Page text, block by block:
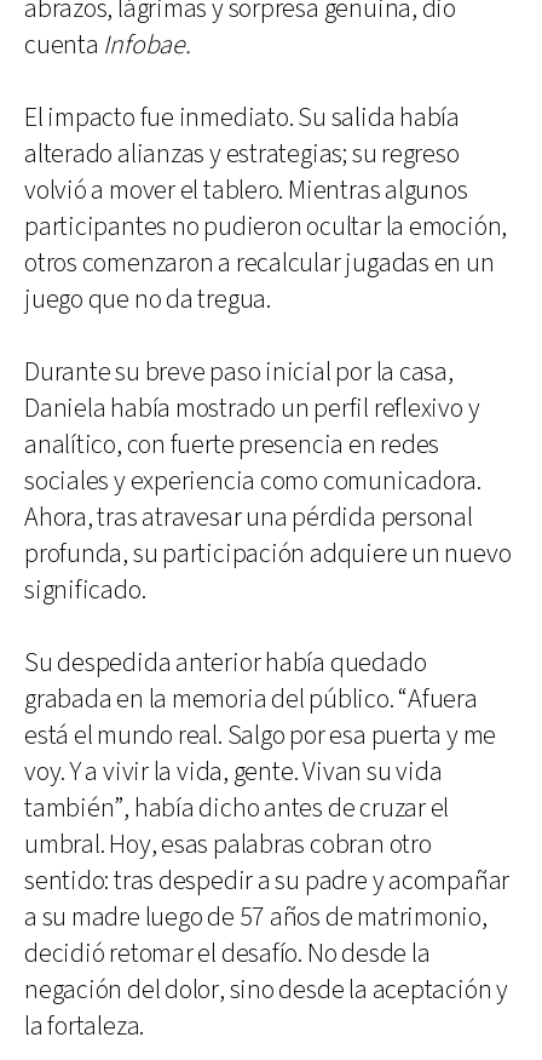
abrazos, lágrimas y sorpresa genuina, dio
cuenta Infobae.
El impacto fue inmediato. Su salida había
alterado alianzas y estrategias; su regreso
volvió a mover el tablero. Mientras algunos
participantes no pudieron ocultar la emoción,
otros comenzaron a recalcular jugadas en un
juego que no da tregua.
Durante su breve paso inicial por la casa,
Daniela había mostrado un perfil reflexivo y
analítico, con fuerte presencia en redes
sociales y experiencia como comunicadora.
Ahora, tras atravesar una pérdida personal
profunda, su participación adquiere un nuevo
significado.
Su despedida anterior había quedado
grabada en la memoria del público. “Afuera
está el mundo real. Salgo por esa puerta y me
voy. Y a vivir la vida, gente. Vivan su vida
también”, había dicho antes de cruzar el
umbral. Hoy, esas palabras cobran otro
sentido: tras despedir a su padre y acompañar
a su madre luego de 57 años de matrimonio,
decidió retomar el desafío. No desde la
negación del dolor, sino desde la aceptación y
la fortaleza.